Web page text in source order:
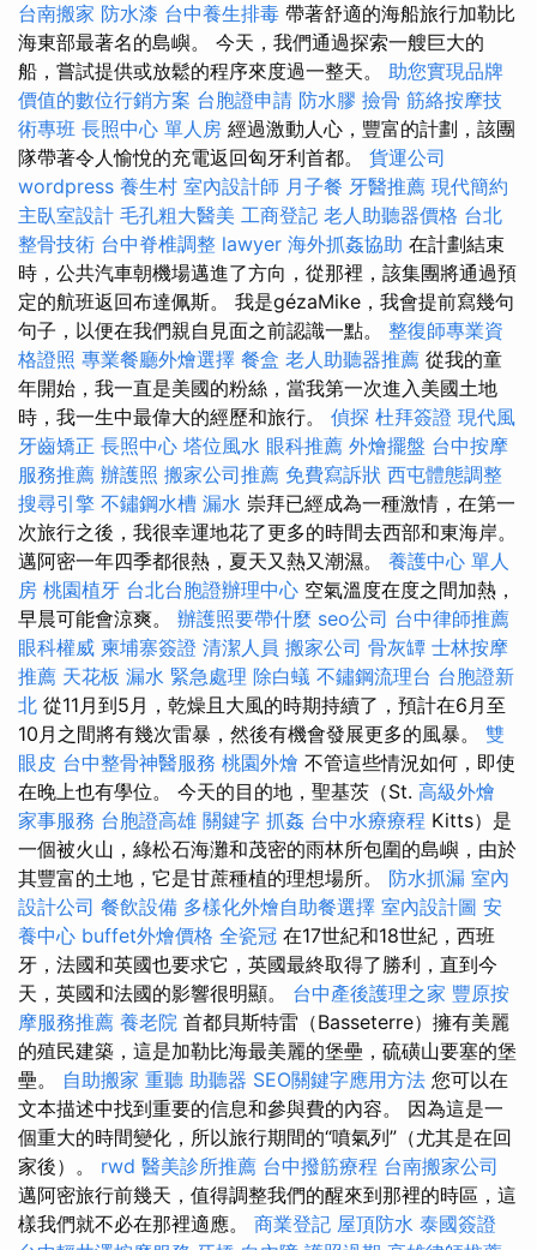
台南搬家 防水漆 台中養生排毒 帶著舒適的海船旅行加勒比
海東部最著名的島嶼。 今天，我們通過探索一艘巨大的
船，嘗試提供或放鬆的程序來度過一整天。 助您實現品牌
價值的數位行銷方案 台胞證申請 防水膠 撿骨 筋絡按摩技
術專班 長照中心 單人房 經過激動人心，豐富的計劃，該團
隊帶著令人愉悅的充電返回匈牙利首都。 貨運公司
wordpress 養生村 室內設計師 月子餐 牙醫推薦 現代簡約
主臥室設計 毛孔粗大醫美 工商登記 老人助聽器價格 台北
整骨技術 台中脊椎調整 lawyer 海外抓姦協助 在計劃結束
時，公共汽車朝機場邁進了方向，從那裡，該集團將通過預
定的航班返回布達佩斯。 我是gézaMike，我會提前寫幾句
句子，以便在我們親自見面之前認識一點。 整復師專業資
格證照 專業餐廳外燴選擇 餐盒 老人助聽器推薦 從我的童
年開始，我一直是美國的粉絲，當我第一次進入美國土地
時，我一生中最偉大的經歷和旅行。 偵探 杜拜簽證 現代風
牙齒矯正 長照中心 塔位風水 眼科推薦 外燴擺盤 台中按摩
服務推薦 辦護照 搬家公司推薦 免費寫訴狀 西屯體態調整
搜尋引擎 不鏽鋼水槽 漏水 崇拜已經成為一種激情，在第一
次旅行之後，我很幸運地花了更多的時間去西部和東海岸。
邁阿密一年四季都很熱，夏天又熱又潮濕。 養護中心 單人
房 桃園植牙 台北台胞證辦理中心 空氣溫度在度之間加熱，
早晨可能會涼爽。 辦護照要帶什麼 seo公司 台中律師推薦
眼科權威 柬埔寨簽證 清潔人員 搬家公司 骨灰罈 士林按摩
推薦 天花板 漏水 緊急處理 除白蟻 不鏽鋼流理台 台胞證新
北 從11月到5月，乾燥且大風的時期持續了，預計在6月至
10月之間將有幾次雷暴，然後有機會發展更多的風暴。 雙
眼皮 台中整骨神醫服務 桃園外燴 不管這些情況如何，即使
在晚上也有學位。 今天的目的地，聖基茨（St. 高級外燴
家事服務 台胞證高雄 關鍵字 抓姦 台中水療療程 Kitts）是
一個被火山，綠松石海灘和茂密的雨林所包圍的島嶼，由於
其豐富的土地，它是甘蔗種植的理想場所。 防水抓漏 室內
設計公司 餐飲設備 多樣化外燴自助餐選擇 室內設計圖 安
養中心 buffet外燴價格 全瓷冠 在17世紀和18世紀，西班
牙，法國和英國也要求它，英國最終取得了勝利，直到今
天，英國和法國的影響很明顯。 台中產後護理之家 豐原按
摩服務推薦 養老院 首都貝斯特雷（Basseterre）擁有美麗
的殖民建築，這是加勒比海最美麗的堡壘，硫磺山要塞的堡
壘。 自助搬家 重聽 助聽器 SEO關鍵字應用方法 您可以在
文本描述中找到重要的信息和參與費的內容。 因為這是一
個重大的時間變化，所以旅行期間的“噴氣列”（尤其是在回
家後）。 rwd 醫美診所推薦 台中撥筋療程 台南搬家公司
邁阿密旅行前幾天，值得調整我們的醒來到那裡的時區，這
樣我們就不必在那裡適應。 商業登記 屋頂防水 泰國簽證